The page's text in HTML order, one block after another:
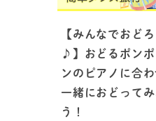
【みんなでおどろ
♪】おどるポンポ
ンのピアノに合わ
一緒におどってみ
う！